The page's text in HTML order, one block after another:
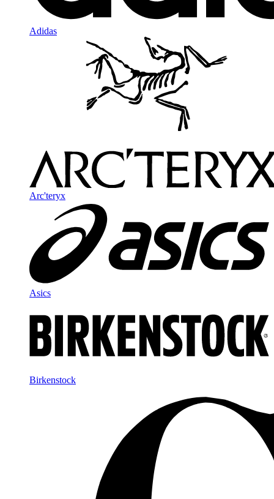
Adidas
Arc'teryx
Asics
Birkenstock